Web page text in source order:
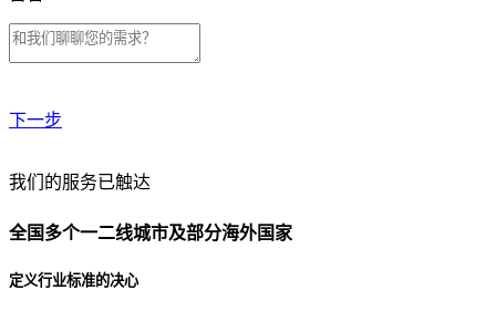
下一步
贵公司预算范围是？
贵公司的团队规模是？
我们的服务已触达
全国多个一二线城市及部分海外国家
定义行业标准的决心